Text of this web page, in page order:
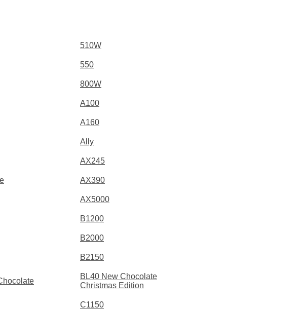
510W
550
800W
A100
A160
Ally
AX245
AX390
AX5000
B1200
B2000
B2150
BL40 New Chocolate
Christmas Edition
C1150